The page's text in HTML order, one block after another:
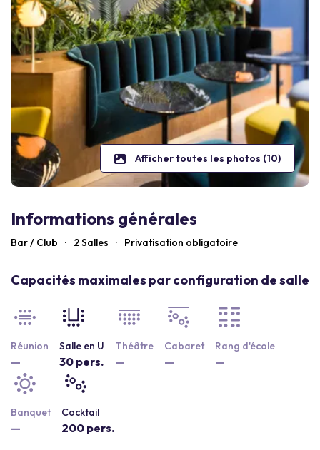
Afficher toutes les photos (10)
Informations générales
Bar / Club · 2 Salles · Privatisation obligatoire
Capacités maximales par configuration de salle
Réunion
—
Salle en U
30 pers.
Théâtre
—
Cabaret
—
Rang d'école
—
Banquet
—
Cocktail
200 pers.